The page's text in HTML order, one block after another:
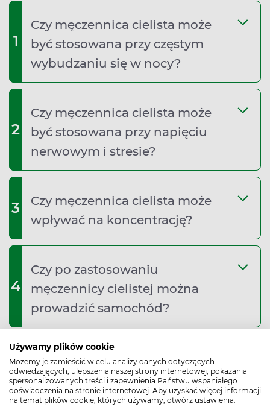
Używamy plików cookie
Możemy je zamieścić w celu analizy danych dotyczących
odwiedzających, ulepszenia naszej strony internetowej, pokazania
spersonalizowanych treści i zapewnienia Państwu wspaniałego
doświadczenia na stronie internetowej. Aby uzyskać więcej informacji
na temat plików cookie, których używamy, otwórz ustawienia.
1
Czy męczennica cielista może
być stosowana przy częstym
wybudzaniu się w nocy?
2
Czy męczennica cielista może
być stosowana przy napięciu
nerwowym i stresie?
3
Czy męczennica cielista może
wpływać na koncentrację?
4
Czy po zastosowaniu
męczennicy cielistej można
prowadzić samochód?
5
Po jakim czasie zaczyna działać
męczennica cielista?